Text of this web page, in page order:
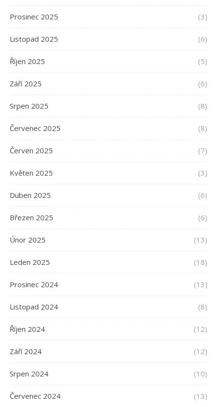
Prosinec 2025 (3)
Listopad 2025 (6)
Říjen 2025 (5)
Září 2025 (6)
Srpen 2025 (8)
Červenec 2025 (8)
Červen 2025 (7)
Květen 2025 (3)
Duben 2025 (6)
Březen 2025 (6)
Únor 2025 (13)
Leden 2025 (18)
Prosinec 2024 (13)
Listopad 2024 (8)
Říjen 2024 (12)
Září 2024 (12)
Srpen 2024 (10)
Červenec 2024 (13)